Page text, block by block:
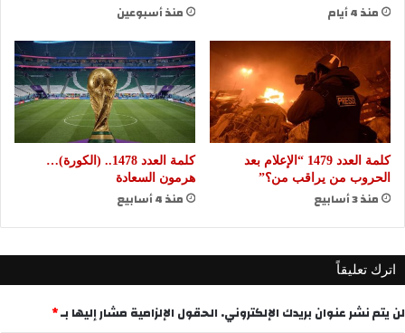
منذ 4 أيام منذ أسبوعين
كلمة العدد 1479 “الإعلام بعد
الحروب من يراقب من؟”
منذ 3 أسابيع
كلمة العدد 1478.. (الكورة)…
هرمون السعادة
منذ 4 أسابيع
اترك تعليقاً
لن يتم نشر عنوان بريدك الإلكتروني. الحقول الإلزامية مشار إليها بـ*